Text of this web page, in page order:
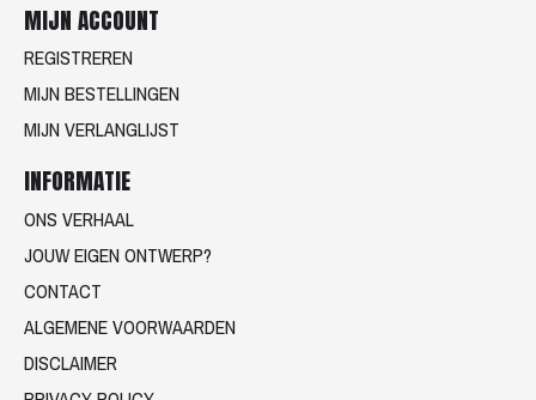
MIJN ACCOUNT
REGISTREREN
MIJN BESTELLINGEN
MIJN VERLANGLIJST
INFORMATIE
ONS VERHAAL
JOUW EIGEN ONTWERP?
CONTACT
ALGEMENE VOORWAARDEN
DISCLAIMER